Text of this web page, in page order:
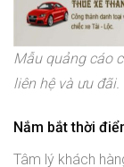
Mẫu quảng cáo
liên hệ và ưu đãi.
Nắm bắt thời
Tâm lý khách